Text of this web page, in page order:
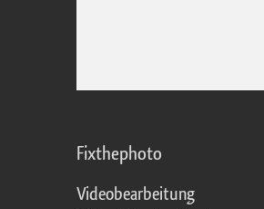
Fixthephoto
Videobearbeitung